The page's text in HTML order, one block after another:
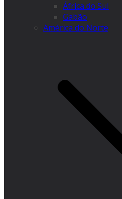
África do Sul
Gabão
América do Norte